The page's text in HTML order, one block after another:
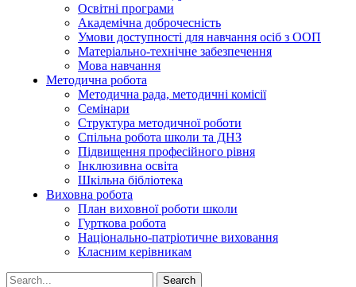
Освітні програми
Академічна доброчесність
Умови доступності для навчання осіб з ООП
Матеріально-технічне забезпечення
Мова навчання
Методична робота
Методична рада, методичні комісії
Семінари
Структура методичної роботи
Спільна робота школи та ДНЗ
Підвищення професійного рівня
Інклюзивна освіта
Шкільна бібліотека
Виховна робота
План виховної роботи школи
Гурткова робота
Національно-патріотичне виховання
Класним керівникам
Search